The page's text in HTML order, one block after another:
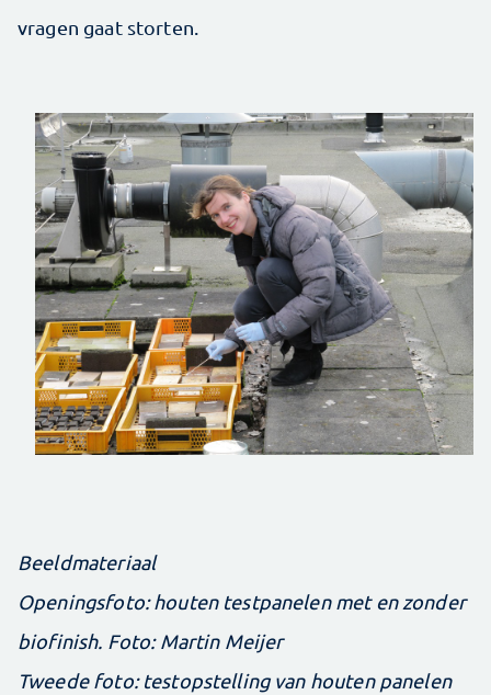
vragen gaat storten.
Beeldmateriaal
Openingsfoto: houten testpanelen met en zonder
biofinish. Foto: Martin Meijer
Tweede foto: testopstelling van houten panelen